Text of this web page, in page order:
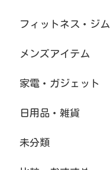
フィットネス・ジム
メンズアイテム
家電・ガジェット
日用品・雑貨
未分類